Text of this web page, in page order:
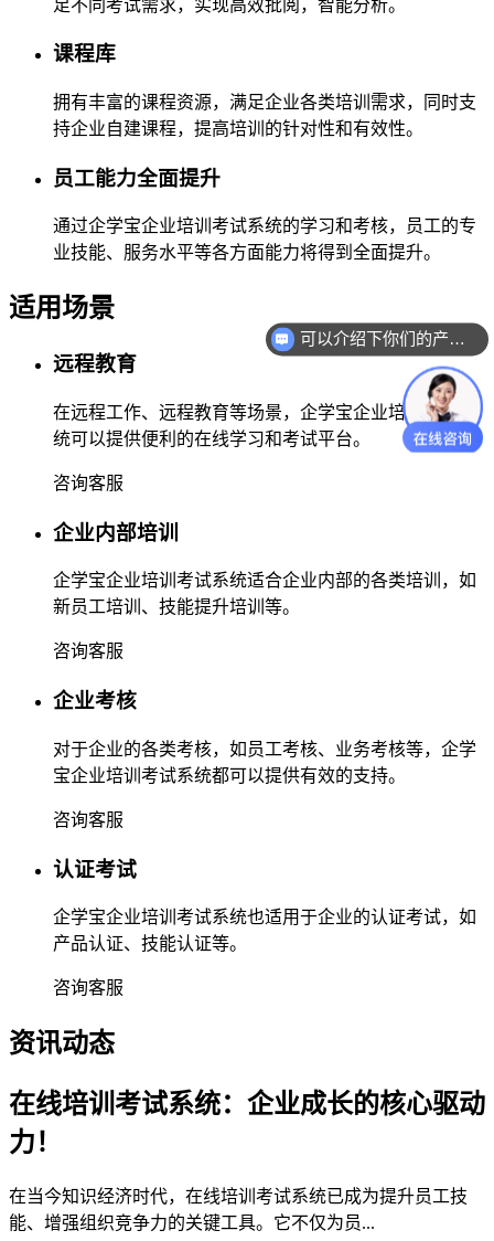
足不同考试需求，实现高效批阅，智能分析。
课程库
拥有丰富的课程资源，满足企业各类培训需求，同时支
持企业自建课程，提高培训的针对性和有效性。
员工能力全面提升
通过企学宝企业培训考试系统的学习和考核，员工的专
业技能、服务水平等各方面能力将得到全面提升。
适用场景
远程教育
在远程工作、远程教育等场景，企学宝企业培训考试系
统可以提供便利的在线学习和考试平台。
咨询客服
企业内部培训
企学宝企业培训考试系统适合企业内部的各类培训，如
新员工培训、技能提升培训等。
咨询客服
企业考核
对于企业的各类考核，如员工考核、业务考核等，企学
宝企业培训考试系统都可以提供有效的支持。
咨询客服
认证考试
企学宝企业培训考试系统也适用于企业的认证考试，如
产品认证、技能认证等。
咨询客服
资讯动态
在线培训考试系统：企业成长的核心驱动
力！
在当今知识经济时代，在线培训考试系统已成为提升员工技
能、增强组织竞争力的关键工具。它不仅为员...
可以介绍下你们的产品么？